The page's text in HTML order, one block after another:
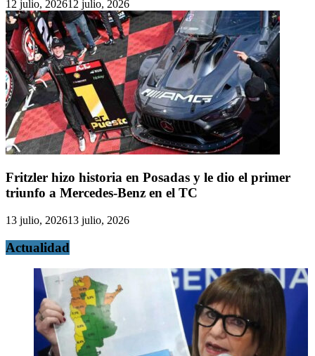
12 julio, 202612 julio, 2026
Fritzler hizo historia en Posadas y le dio el primer
triunfo a Mercedes-Benz en el TC
13 julio, 202613 julio, 2026
Actualidad